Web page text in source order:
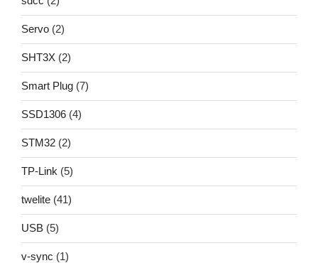
Servo (2)
SHT3X (2)
Smart Plug (7)
SSD1306 (4)
STM32 (2)
TP-Link (5)
twelite (41)
USB (5)
v-sync (1)